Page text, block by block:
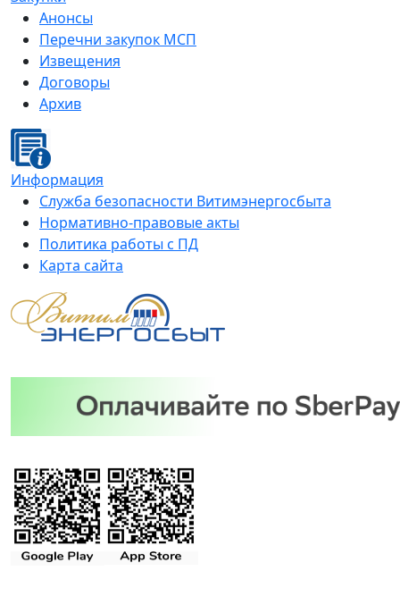
Анонсы
Перечни закупок МСП
Извещения
Договоры
Архив
Информация
Служба безопасности Витимэнергосбыта
Нормативно-правовые акты
Политика работы с ПД
Карта сайта